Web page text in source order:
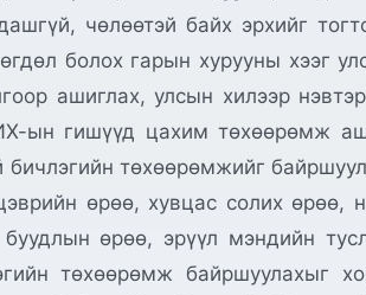
чөлөөтэй байх эрхийг
болох гарын хурууны хээг
ашиглах, улсын хилээр
ын гишүүд цахим төхөөрөмж
төхөөрөмжийг
өрөө, хувцас солих өрөө,
өрөө, эрүүл мэндийн
төхөөрөмж байршуулахыг